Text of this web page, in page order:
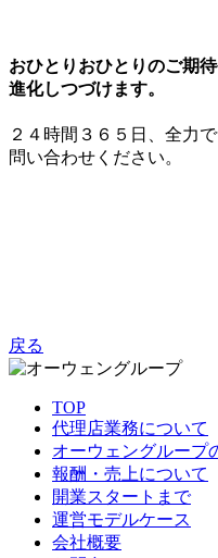
おひとりおひとりのご期
進化しつづけます。
２４時間３６５日、全力
問い合わせください。
戻る
TOP
代理店業務について
オーウェングループ
報酬・売上について
開業スタートまで
運営モデルケース
会社概要